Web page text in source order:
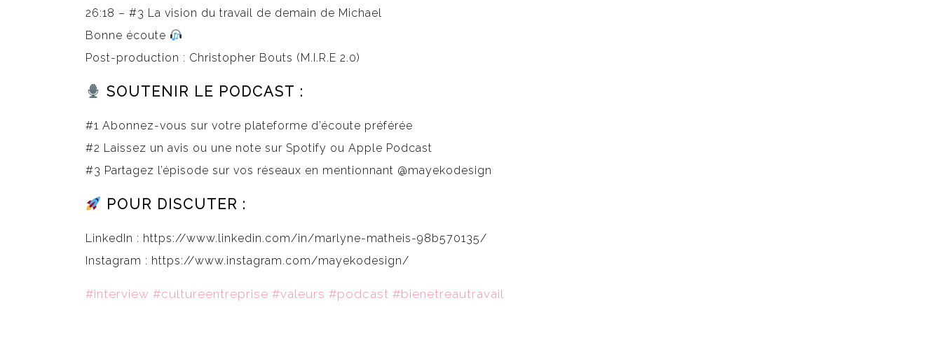
26:18 – #3 La vision du travail de demain de Michael
Bonne écoute
Post-production : Christopher Bouts (M.I.R.E 2.0)
SOUTENIR LE PODCAST :
#1 Abonnez-vous sur votre plateforme d’écoute préférée
#2 Laissez un avis ou une note sur Spotify ou Apple Podcast
#3 Partagez l’épisode sur vos réseaux en mentionnant @mayekodesign
POUR DISCUTER :
LinkedIn : https://www.linkedin.com/in/marlyne-matheis-98b570135/
Instagram : https://www.instagram.com/mayekodesign/
#interview #cultureentreprise #valeurs #podcast #bienetreautravail